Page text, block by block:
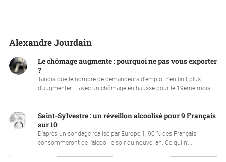
Alexandre Jourdain
Le chômage augmente : pourquoi ne pas vous exporter
?
Tandis que le nombre de demandeurs d'emploi n'en finit plus
d'augmenter – avec un chômage en hausse pour le 19ème mois...
Saint-Sylvestre : un réveillon alcoolisé pour 9 Français
sur 10
D'après un sondage réalisé par Europe 1, 90 % des Français
consommeront de l'alcool le soir du nouvel an. Ce qui n'...